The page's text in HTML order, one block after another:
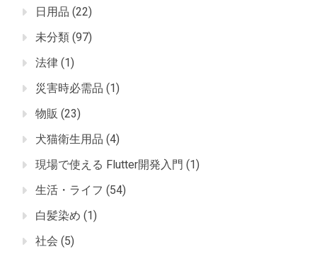
日用品 (22)
未分類 (97)
法律 (1)
災害時必需品 (1)
物販 (23)
犬猫衛生用品 (4)
現場で使える Flutter開発入門 (1)
生活・ライフ (54)
白髪染め (1)
社会 (5)